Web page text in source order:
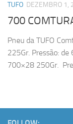
TUFO DEZEMBRO 1,
700
Pneu da TUFO
225Gr. Pressão:
700×28 250Gr.